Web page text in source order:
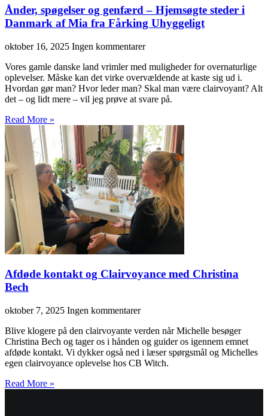
Ånder, spøgelser og genfærd – Hjemsøgte steder i
Danmark af Mia fra Fårking Uhyggeligt
oktober 16, 2025 Ingen kommentarer
Vores gamle danske land vrimler med muligheder for overnaturlige
oplevelser. Måske kan det virke overvældende at kaste sig ud i.
Hvordan gør man? Hvor leder man? Skal man være clairvoyant? Alt
det – og lidt mere – vil jeg prøve at svare på.
Read More »
Afdøde kontakt og Clairvoyance med Christina
Bech
oktober 7, 2025 Ingen kommentarer
Blive klogere på den clairvoyante verden når Michelle besøger
Christina Bech og tager os i hånden og guider os igennem emnet
afdøde kontakt. Vi dykker også ned i læser spørgsmål og Michelles
egen clairvoyance oplevelse hos CB Witch.
Read More »